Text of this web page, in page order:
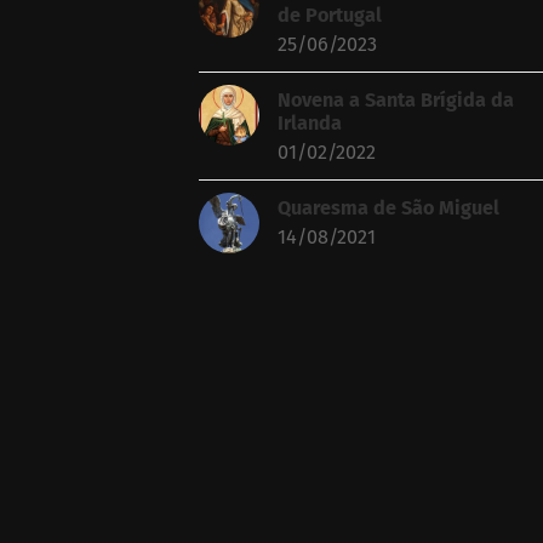
de Portugal
25/06/2023
Novena a Santa Brígida da
Irlanda
01/02/2022
Quaresma de São Miguel
14/08/2021